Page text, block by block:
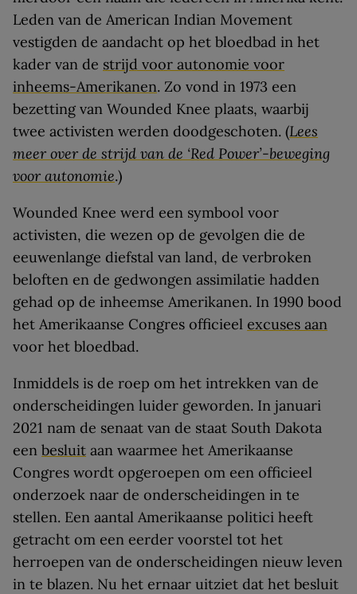
Leden van de American Indian Movement
vestigden de aandacht op het bloedbad in het
kader van de strijd voor autonomie voor
inheems-Amerikanen. Zo vond in 1973 een
bezetting van Wounded Knee plaats, waarbij
twee activisten werden doodgeschoten. (Lees
meer over de strijd van de ‘Red Power’-beweging
voor autonomie.)
Wounded Knee werd een symbool voor
activisten, die wezen op de gevolgen die de
eeuwenlange diefstal van land, de verbroken
beloften en de gedwongen assimilatie hadden
gehad op de inheemse Amerikanen. In 1990 bood
het Amerikaanse Congres officieel excuses aan
voor het bloedbad.
Inmiddels is de roep om het intrekken van de
onderscheidingen luider geworden. In januari
2021 nam de senaat van de staat South Dakota
een besluit aan waarmee het Amerikaanse
Congres wordt opgeroepen om een officieel
onderzoek naar de onderscheidingen in te
stellen. Een aantal Amerikaanse politici heeft
getracht om een eerder voorstel tot het
herroepen van de onderscheidingen nieuw leven
in te blazen. Nu het ernaar uitziet dat het besluit